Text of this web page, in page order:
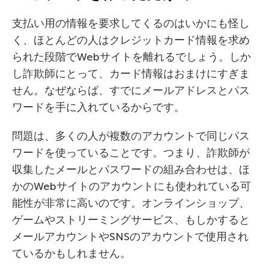
支払い用の情報を要求してくるのはいかにも怪し
く、ほとんどの人はクレジットカード情報を求め
られた段階でWebサイトを離れるでしょう。しか
し詐欺師にとって、カード情報はおまけにすぎま
せん。なぜならば、すでにメールアドレスとパス
ワードを手に入れているからです。
問題は、多くの人が複数のアカウントで同じパス
ワードを使っていることです。つまり、詐欺師が
収集したメールとパスワードの組み合わせは、ほ
かのWebサイトのアカウントにも使われている可
能性が非常に高いのです。オンラインショップ、
ゲームやストリーミングサービス、もしかすると
メールアカウントやSNSのアカウントで使用され
ているかもしれません。